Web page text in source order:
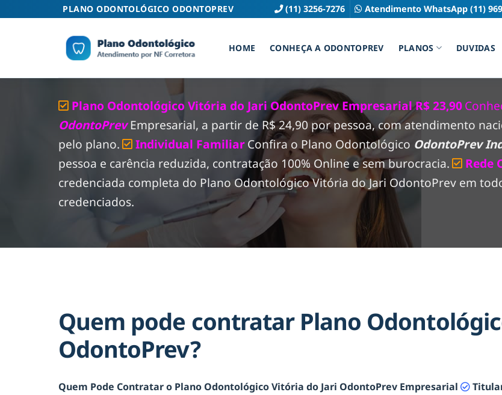
PLANO ODONTOLÓGICO ODONTOPREV (11) 3256-7276 Atendimento WhatsApp (11)
HOME CONHEÇA A ODONTOPREV PLANOS DUVIDAS
Plano Odontológico Vitória do Jari OdontoPrev Empresarial R$ 23,90
OdontoPrev Empresarial, a partir de R$ 24,90 por pessoa, com atendimento
pelo plano.
Individual FamiliarConfira o Plano Odontológico OdontoPrev
pessoa e carência reduzida, contratação 100% Online e sem burocracia.
Rede
credenciada completa do Plano Odontológico Vitória do Jari OdontoPrev em
credenciados.
Quem pode contratar Plano
OdontoPrev?
Quem Pode Contratar o Plano Odontológico Vitória do Jari OdontoPrev Empresarial